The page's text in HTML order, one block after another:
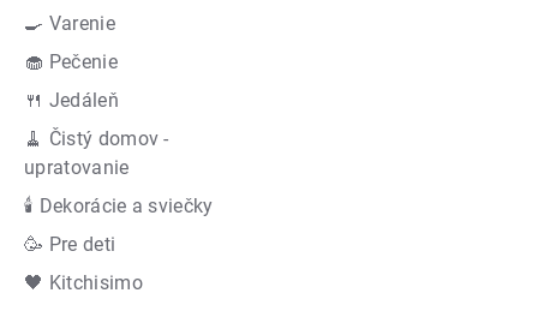
🍳 Varenie
🧁 Pečenie
🍴 Jedáleň
🧹 Čistý domov -
upratovanie
🕯 Dekorácie a sviečky
🥳 Pre deti
🖤 Kitchisimo